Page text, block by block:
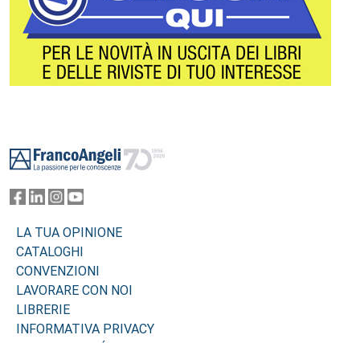
LA TUA OPINIONE
CATALOGHI
CONVENZIONI
LAVORARE CON NOI
LIBRERIE
INFORMATIVA PRIVACY